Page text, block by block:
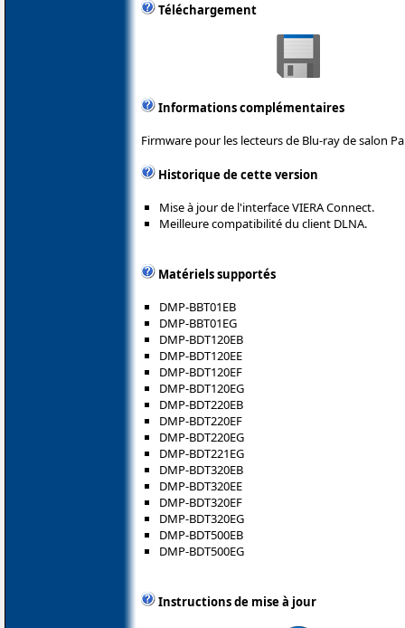
Téléchargement
Informations complémentaires
Firmware pour les lecteurs de Blu-ray de salon
Historique de cette version
Mise à jour de l'interface VIERA Connect.
Meilleure compatibilité du client DLNA.
Matériels supportés
DMP-BBT01EB
DMP-BBT01EG
DMP-BDT120EB
DMP-BDT120EE
DMP-BDT120EF
DMP-BDT120EG
DMP-BDT220EB
DMP-BDT220EF
DMP-BDT220EG
DMP-BDT221EG
DMP-BDT320EB
DMP-BDT320EE
DMP-BDT320EF
DMP-BDT320EG
DMP-BDT500EB
DMP-BDT500EG
Instructions de mise à jour